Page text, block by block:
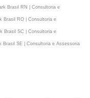
Brasil RN | Consultoria e
Brasil RO | Consultoria e
Brasil SC | Consultoria e
Brasil SE | Consultoria e Assessoria